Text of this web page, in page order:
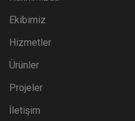
Ekibimiz
Hizmetler
Ürünler
Projeler
İletişim